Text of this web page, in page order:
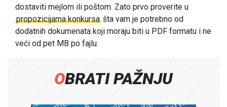
dostaviti mejlom ili poštom. Zato prvo proverite u
propozicijama konkursa šta vam je potrebno od
dodatnih dokumenata koji moraju biti u PDF formatu i ne
veći od pet MB po fajlu.
OBRATI PAŽNJU